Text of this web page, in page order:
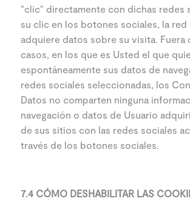
"clic" directamente con dichas redes
su clic en los botones sociales, la red
adquiere datos sobre su visita. Fuera
casos, en los que es Usted el que
espontáneamente sus datos de
redes sociales seleccionadas, los
Datos no comparten ninguna
navegación o datos de Usuario
de sus sitios con las redes sociales
través de los botones sociales.
7.4 CÓMO DESHABILITAR LAS